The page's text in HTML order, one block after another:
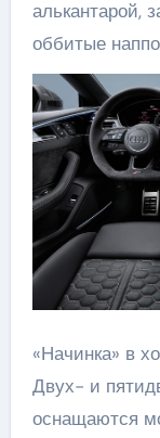
алькантарой,
оббитые
«Начинка» в
Двух- и
оснащаются